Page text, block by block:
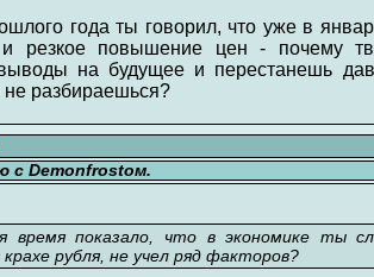
года ты говорил, что уже в
и резкое повышение цен - почему
на будущее и перестанешь
не разбираешься?
с Demonfrostом.
время показало, что в экономике ты
рубля, не учел ряд факторов?